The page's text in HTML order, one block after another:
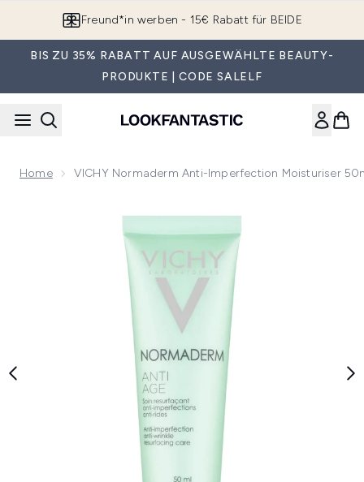
Freund*in werben - 15€ Rabatt für BEIDE
BIS ZU 35% RABATT AUF AUSGEWÄHLTE BEAUTY-
PRODUKTE | CODE SALELF
Home VICHY Normaderm Anti-Imperfection Moisturiser